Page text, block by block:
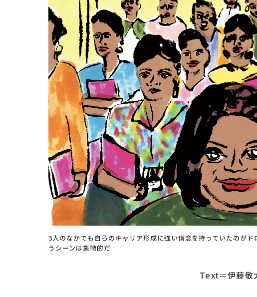
3人のなかでも自らのキャリア形成に強い信念を持っていたのが
うシーンは象徴的だ
Text＝伊藤